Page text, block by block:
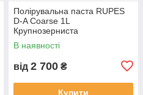
Полірувальна паста RUPES
D-A Coarse 1L
Крупнозерниста
В наявності
від 2 700 ₴
Купити